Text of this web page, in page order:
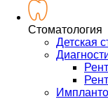
Стоматология
Детская